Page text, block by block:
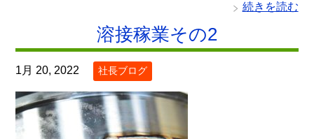
続きを読む
溶接稼業その2
1月 20, 2022 社長ブログ